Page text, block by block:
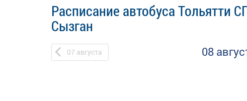
Расписание автобуса Тольятти
Сызган
07 августа 08